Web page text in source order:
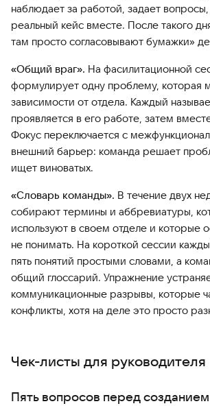
наблюдает за работой, задает
реальный кейс вместе. После такого
там просто согласовывают бумажки»
«Общий враг». На фасилитационной
формулирует одну проблему, которая
зависимости от отдела. Каждый
проявляется в его работе, затем
Фокус переключается с
внешний барьер: команда решает
ищет виноватых.
«Словарь команды». В течение двух
собирают термины и аббревиатуры,
используют в своем отделе и которые
не понимать. На короткой сессии
пять понятий простыми словами, а
общий глоссарий. Упражнение
коммуникационные разрывы, которые
конфликты, хотя на деле это просто
Чек-листы для руководителя
Пять вопросов перед